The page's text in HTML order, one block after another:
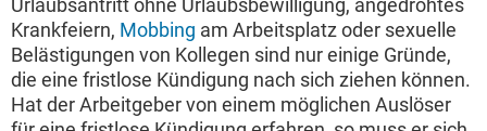
Urlaubsantritt ohne Urlaubsbewilligung, angedrohtes
Krankfeiern, Mobbing am Arbeitsplatz oder sexuelle
Belästigungen von Kollegen sind nur einige Gründe,
die eine fristlose Kündigung nach sich ziehen können.
Hat der Arbeitgeber von einem möglichen Auslöser